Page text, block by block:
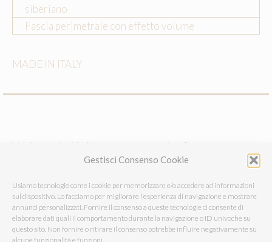
Gestisci Consenso Cookie
Usiamo tecnologie come i cookie per memorizzare e/o accedere ad informazioni
sul dispositivo. Lo facciamo per migliorare l'esperienza di navigazione e mostrare
annunci personalizzati. Fornire il consenso a queste tecnologie ci consente di
elaborare dati quali il comportamento durante la navigazione o ID univoche su
questo sito. Non fornire o ritirare il consenso potrebbe influire negativamente su
alcune funzionalità e funzioni.
siberiano
Fascia perimetrale con effetto volume
MADE IN ITALY
Vuoi maggiori info su questo guanciale?
E-MAIL
CHIAMACI